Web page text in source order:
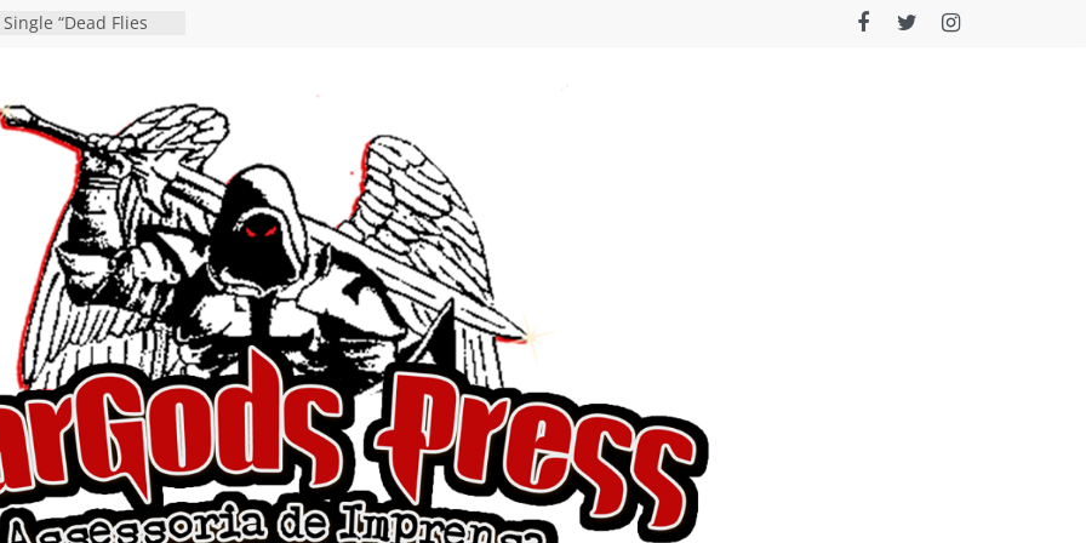
debut “Hellforge”
detalha a
“Fly Rig” definitivo
festival Hell’s Heroes
vídeo de guitar & bass
“Eclipse”, segundo
“Dreaming”
a
e a artificialidade
e videoclipe de